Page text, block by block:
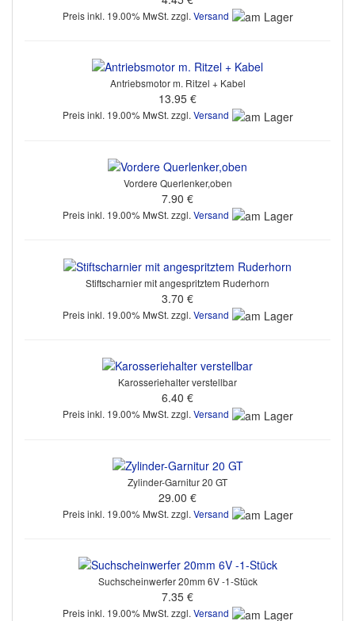
Preis inkl. 19.00% MwSt. zzgl. Versand
Antriebsmotor m. Ritzel + Kabel
13.95 €
Preis inkl. 19.00% MwSt. zzgl. Versand
Vordere Querlenker,oben
7.90 €
Preis inkl. 19.00% MwSt. zzgl. Versand
Stiftscharnier mit angespritztem Ruderhorn
3.70 €
Preis inkl. 19.00% MwSt. zzgl. Versand
Karosseriehalter verstellbar
6.40 €
Preis inkl. 19.00% MwSt. zzgl. Versand
Zylinder-Garnitur 20 GT
29.00 €
Preis inkl. 19.00% MwSt. zzgl. Versand
Suchscheinwerfer 20mm 6V -1-Stück
7.35 €
Preis inkl. 19.00% MwSt. zzgl.Versand